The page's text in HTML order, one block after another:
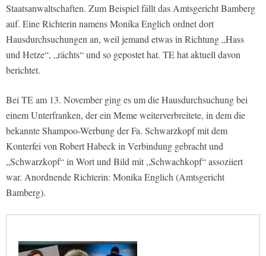
Staatsanwaltschaften. Zum Beispiel fällt das Amtsgericht Bamberg
auf. Eine Richterin namens Monika Englich ordnet dort
Hausdurchsuchungen an, weil jemand etwas in Richtung „Hass
und Hetze“, „rächts“ und so gepostet hat. TE hat aktuell davon
berichtet.
Bei TE am 13. November ging es um die Hausdurchsuchung bei
einem Unterfranken, der ein Meme weiterverbreitete, in dem die
bekannte Shampoo-Werbung der Fa. Schwarzkopf mit dem
Konterfei von Robert Habeck in Verbindung gebracht und
„Schwarzkopf“ in Wort und Bild mit „Schwachkopf“ assoziiert
war. Anordnende Richterin: Monika Englich (Amtsgericht
Bamberg).